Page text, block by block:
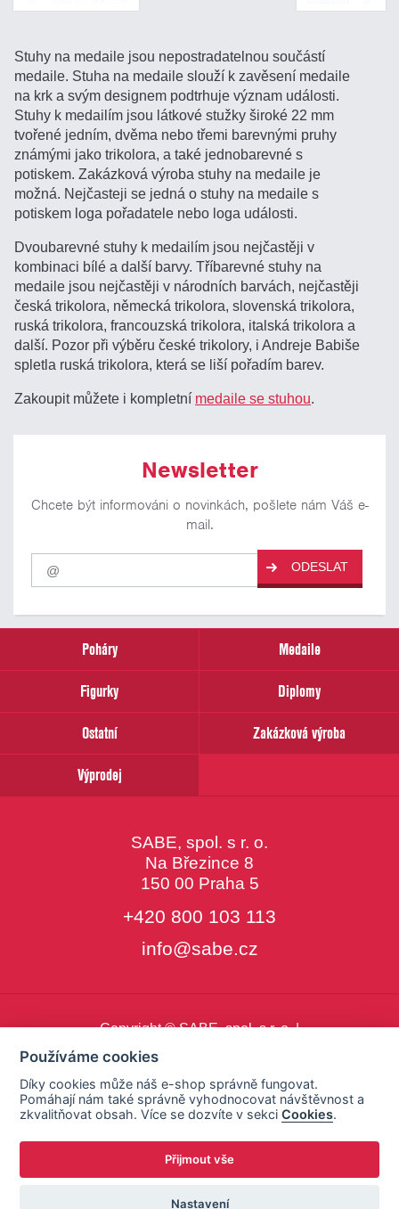
Stuhy na medaile jsou nepostradatelnou součástí
medaile. Stuha na medaile slouží k zavěsení medaile
na krk a svým designem podtrhuje význam události.
Stuhy k medailím jsou látkové stužky široké 22 mm
tvořené jedním, dvěma nebo třemi barevnými pruhy
známými jako trikolora, a také jednobarevné s
potiskem. Zakázková výroba stuhy na medaile je
možná. Nejčasteji se jedná o stuhy na medaile s
potiskem loga pořadatele nebo loga události.
Dvoubarevné stuhy k medailím jsou nejčastěji v
kombinaci bílé a další barvy. Tříbarevné stuhy na
medaile jsou nejčastěji v národních barvách, nejčastěji
česká trikolora, německá trikolora, slovenská trikolora,
ruská trikolora, francouzská trikolora, italská trikolora a
další. Pozor při výběru české trikolory, i Andreje Babiše
spletla ruská trikolora, která se liší pořadím barev.
Zakoupit můžete i kompletní medaile se stuhou.
Newsletter
Chcete být informováni o novinkách, pošlete nám Váš e-
mail.
Pro
odběr
našich
email
ODESLAT
Poháry
Medaile
Figurky
Diplomy
Ostatní
Zakázková výroba
Výprodej
SABE, spol. s r. o.
Na Březince 8
150 00 Praha 5
+420 800 103 113
info@sabe.cz
Copyright © SABE, spol. s r. o. |
Používáme cookies
Díky cookies může náš e-shop správně fungovat.
Pomáhají nám také správně vyhodnocovat návštěvnost a
zkvalitňovat obsah. Více se dozvíte v sekciCookies.
Přijmout vše
Nastavení